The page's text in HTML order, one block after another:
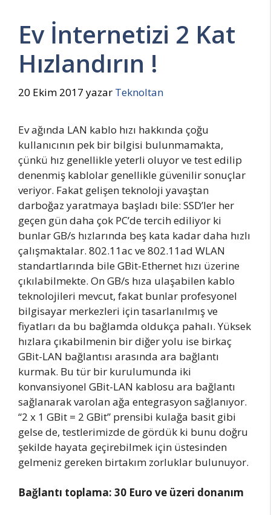
Ev İnternetizi 2 Kat
Hızlandırın !
20 Ekim 2017 yazar Teknoltan
Ev ağında LAN kablo hızı hakkında çoğu
kullanıcının pek bir bilgisi bulunmamakta,
çünkü hız genellikle yeterli oluyor ve test edilip
denenmiş kablolar genellikle güvenilir sonuçlar
veriyor. Fakat gelişen teknoloji yavaştan
darboğaz yaratmaya başladı bile: SSD’ler her
geçen gün daha çok PC’de tercih ediliyor ki
bunlar GB/s hızlarında beş kata kadar daha hızlı
çalışmaktalar. 802.11ac ve 802.11ad WLAN
standartlarında bile GBit-Ethernet hızı üzerine
çıkılabilmekte. On GB/s hıza ulaşabilen kablo
teknolojileri mevcut, fakat bunlar profesyonel
bilgisayar merkezleri için tasarlanılmış ve
fiyatları da bu bağlamda oldukça pahalı. Yüksek
hızlara çıkabilmenin bir diğer yolu ise birkaç
GBit-LAN bağlantısı arasında ara bağlantı
kurmak. Bu tür bir kurulumunda iki
konvansiyonel GBit-LAN kablosu ara bağlantı
sağlanarak varolan ağa entegrasyon sağlanıyor.
“2 x 1 GBit = 2 GBit” prensibi kulağa basit gibi
gelse de, testlerimizde de gördük ki bunu doğru
şekilde hayata geçirebilmek için üstesinden
gelmeniz gereken birtakım zorluklar bulunuyor.
Bağlantı toplama: 30 Euro ve üzeri donanım